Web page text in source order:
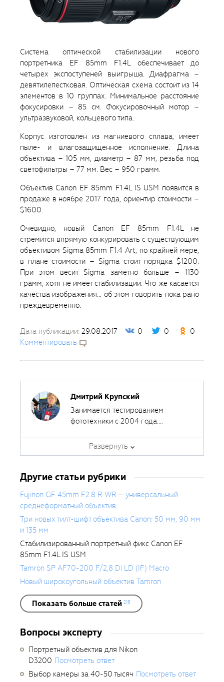
Система оптической стабилизации нового
портретника EF 85mm F1.4L обеспечивает до
четырех экспоступеней выигрыша. Диафрагма –
девятилепестковая. Оптическая схема состоит из 14
элементов в 10 группах. Минимальное расстояние
фокусировки – 85 см. Фокусировочный мотор –
ультразвуковой, кольцевого типа.
Корпус изготовлен из магниевого сплава, имеет
пыле- и влагозащищенное исполнение. Длина
объектива – 105 мм, диаметр – 87 мм, резьба под
светофильтры – 77 мм. Вес – 950 грамм.
Объектив Canon EF 85mm F1.4L IS USM появится в
продаже в ноябре 2017 года, ориентир стоимости –
$1600.
Очевидно, новый Canon EF 85mm F1.4L не
стремится впрямую конкурировать с существующим
объективом Sigma 85mm F1.4 Art, по крайней мере,
в плане стоимости – Sigma стоит порядка $1200.
При этом весит Sigma заметно больше – 1130
грамм, хотя не имеет стабилизации. Что же касается
качества изображения… об этом говорить пока рано
преждевременно.
Дата публикации: 29.08.2017 0 0
0
Комментировать
Дмитрий Крупский
Занимается тестированием
фототехники с 2004 года.
печатными и интернет-изданиями,
за эти годы сделал около 400
Развернуть
Другие статьи рубрики
Fujinon GF 45mm F2.8 R WR – универсальный
среднеформатный объектив
Три новых тилт-шифт объектива Canon: 50 мм, 90 мм
и 135 мм
Стабилизированный портретный фикс Canon EF
85mm F1.4L IS USM
Tamron SP AF70-200 F/2,8 Di LD (IF) Macro
Новый широкоугольный объектив Tamron
Показать больше статей 218
Вопросы эксперту
Портретный объектив для Nikon
D3200 Посмотреть ответ
Выбор камеры за 40-50 тысяч Посмотреть ответ